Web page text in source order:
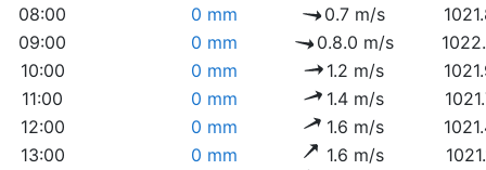
08:00
0 mm 0.7 m/s
09:00
0 mm 0.8.0 m/s
10:00
0 mm 1.2 m/s
11:00
0 mm 1.4 m/s
12:00
0 mm 1.6 m/s
13:00
0 mm 1.6 m/s